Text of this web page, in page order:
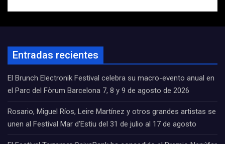
Entradas recientes
El Brunch Electronik Festival celebra su macro-evento anual en
el Parc del Fòrum Barcelona 7, 8 y 9 de agosto de 2026
Rosario, Miguel Ríos, Leire Martínez y otros grandes artistas se
unen al Festival Mar d’Estiu del 31 de julio al 17 de agosto